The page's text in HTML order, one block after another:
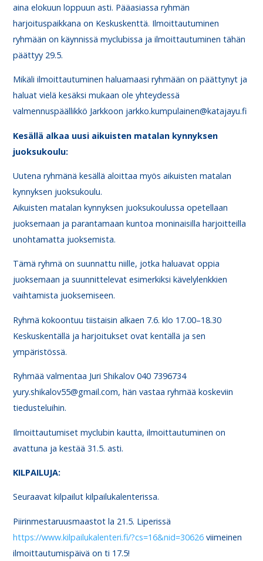
aina elokuun loppuun asti. Pääasiassa ryhmän
harjoituspaikkana on Keskuskenttä. Ilmoittautuminen
ryhmään on käynnissä myclubissa ja ilmoittautuminen tähän
päättyy 29.5.
Mikäli ilmoittautuminen haluamaasi ryhmään on päättynyt ja
haluat vielä kesäksi mukaan ole yhteydessä
valmennuspäällikkö Jarkkoon jarkko.kumpulainen@katajayu.fi
Kesällä alkaa uusi aikuisten matalan kynnyksen
juoksukoulu:
Uutena ryhmänä kesällä aloittaa myös aikuisten matalan
kynnyksen juoksukoulu.
Aikuisten matalan kynnyksen juoksukoulussa opetellaan
juoksemaan ja parantamaan kuntoa moninaisilla harjoitteilla
unohtamatta juoksemista.
Tämä ryhmä on suunnattu niille, jotka haluavat oppia
juoksemaan ja suunnittelevat esimerkiksi kävelylenkkien
vaihtamista juoksemiseen.
Ryhmä kokoontuu tiistaisin alkaen 7.6. klo 17.00–18.30
Keskuskentällä ja harjoitukset ovat kentällä ja sen
ympäristössä.
Ryhmää valmentaa Juri Shikalov 040 7396734
yury.shikalov55@gmail.com, hän vastaa ryhmää koskeviin
tiedusteluihin.
Ilmoittautumiset myclubin kautta, ilmoittautuminen on
avattuna ja kestää 31.5. asti.
KILPAILUJA:
Seuraavat kilpailut kilpailukalenterissa.
Piirinmestaruusmaastot la 21.5. Liperissä
https://www.kilpailukalenteri.fi/?cs=16&nid=30626 viimeinen
ilmoittautumispäivä on ti 17.5!